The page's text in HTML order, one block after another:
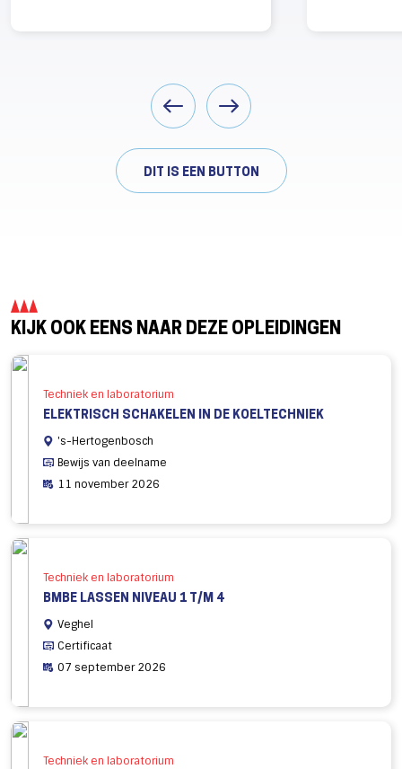
DIT IS EEN BUTTON
KIJK OOK EENS NAAR DEZE OPLEIDINGEN
Techniek en laboratorium
ELEKTRISCH SCHAKELEN IN DE KOELTECHNIEK
's-Hertogenbosch
Bewijs van deelname
11 november 2026
Techniek en laboratorium
BMBE LASSEN NIVEAU 1 T/M 4
Veghel
Certificaat
07 september 2026
Techniek en laboratorium